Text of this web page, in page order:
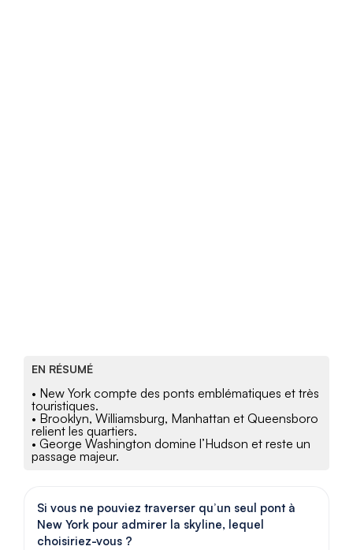
EN RÉSUMÉ
• New York compte des ponts emblématiques et très
touristiques.
• Brooklyn, Williamsburg, Manhattan et Queensboro
relient les quartiers.
• George Washington domine l’Hudson et reste un
passage majeur.
Si vous ne pouviez traverser qu’un seul pont à
New York pour admirer la skyline, lequel
choisiriez-vous ?